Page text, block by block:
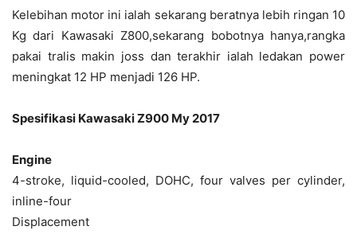
Kelebihan motor ini ialah sekarang beratnya lebih ringan 10
Kg dari Kawasaki Z800,sekarang bobotnya hanya,rangka
pakai tralis makin joss dan terakhir ialah ledakan power
meningkat 12 HP menjadi 126 HP.
Spesifikasi Kawasaki Z900 My 2017
Engine
4-stroke, liquid-cooled, DOHC, four valves per cylinder,
inline-four
Displacement